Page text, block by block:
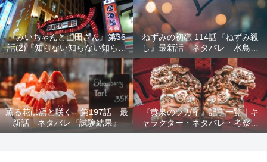
『みいちゃんと山田さん』第36
話(2)『知らない知らない知らな
い』最新話 ネタバレ 犯人確
定 次回最終回
ねずみの初恋 114話『ねずみ殺
し』最新話 ネタバレ 水鳥死
亡 鯆を殺すか
薫る花は凛と咲く 第197話 最
新話 ネタバレ『試験結果』
『黄泉のツガイ』記事一覧｜キ
ャラクター・ネタバレ・考察・
死亡キャラまとめ【完全ガイ